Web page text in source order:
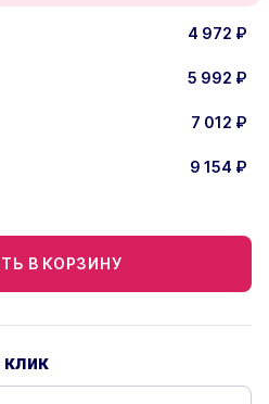
4 972 ₽
5 992 ₽
7 012 ₽
9 154 ₽
В КОРЗИНУ